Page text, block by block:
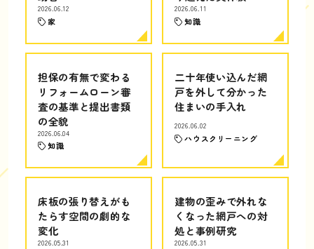
2026.06.12
家
2026.06.11
知識
担保の有無で変わる
リフォームローン審
査の基準と提出書類
の全貌
2026.06.04
知識
二十年使い込んだ網
戸を外して分かった
住まいの手入れ
2026.06.02
ハウスクリーニング
床板の張り替えがも
たらす空間の劇的な
変化
2026.05.31
建物の歪みで外れな
くなった網戸への対
処と事例研究
2026.05.31